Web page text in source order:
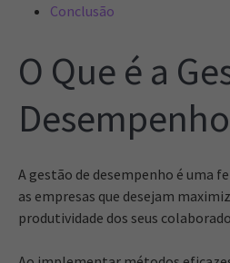
Conclusão
O Que é a
A gestão de desempenho é uma
as empresas que desejam
produtividade dos seus